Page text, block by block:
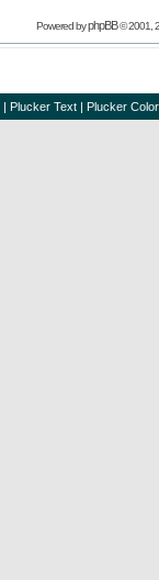
Powered byphpBB© 2001,
| Plucker Text | Plucker Color